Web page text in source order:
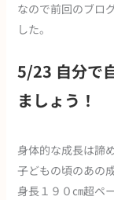
なので前回のブロ
した。
5/23 自分で
ましょう！
身体的な成長は諦
子どもの頃のあの
身長１９０㎝超ペ